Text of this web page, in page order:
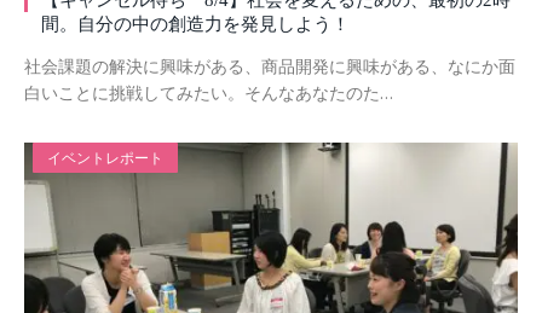
間。自分の中の創造力を発見しよう！
社会課題の解決に興味がある、商品開発に興味がある、なにか面
白いことに挑戦してみたい。そんなあなたのた…
イベントレポート